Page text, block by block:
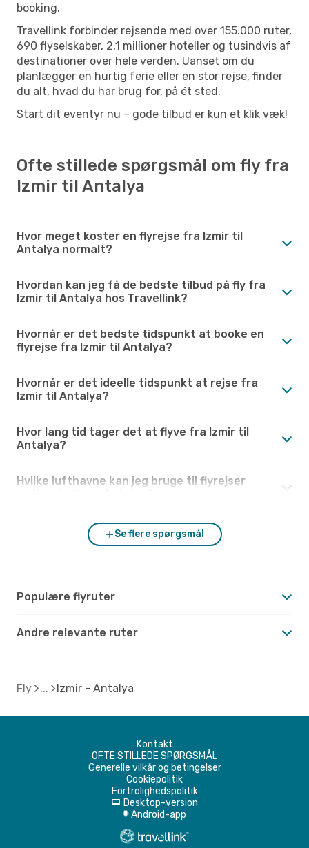
booking.
Travellink forbinder rejsende med over 155.000 ruter,
690 flyselskaber, 2,1 millioner hoteller og tusindvis af
destinationer over hele verden. Uanset om du
planlægger en hurtig ferie eller en stor rejse, finder
du alt, hvad du har brug for, på ét sted.
Start dit eventyr nu – gode tilbud er kun et klik væk!
Ofte stillede spørgsmål om fly fra
Izmir til Antalya
Hvor meget koster en flyrejse fra Izmir til
Antalya normalt?
Hvordan kan jeg få de bedste tilbud på fly fra
Izmir til Antalya hos Travellink?
Hvornår er det bedste tidspunkt at booke en
flyrejse fra Izmir til Antalya?
Hvornår er det ideelle tidspunkt at rejse fra
Izmir til Antalya?
Hvor lang tid tager det at flyve fra Izmir til
Antalya?
Hvilke lufthavne kan jeg bruge til flyrejser
Se flere spørgsmål
Populære flyruter
Andre relevante ruter
Fly Izmir - Antalya
Kontakt
OFTE STILLEDE SPØRGSMÅL
Generelle vilkår og betingelser
Cookiepolitik
Fortrolighedspolitik
d Desktop-version
A Android-app